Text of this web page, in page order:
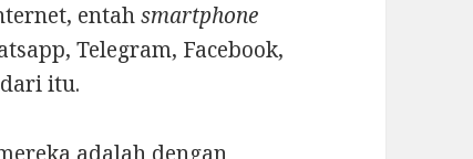
entahsmartphone
Telegram, Facebook,
itu.